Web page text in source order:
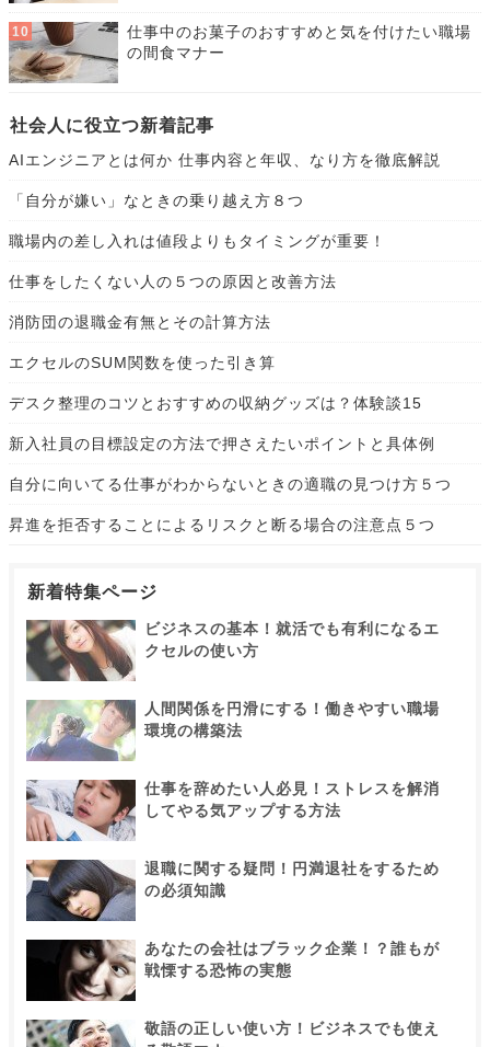
仕事中のお菓子のおすすめと気を付けたい職場
の間食マナー
社会人に役立つ新着記事
AIエンジニアとは何か 仕事内容と年収、なり方を徹底解説
「自分が嫌い」なときの乗り越え方８つ
職場内の差し入れは値段よりもタイミングが重要！
仕事をしたくない人の５つの原因と改善方法
消防団の退職金有無とその計算方法
エクセルのSUM関数を使った引き算
デスク整理のコツとおすすめの収納グッズは？体験談15
新入社員の目標設定の方法で押さえたいポイントと具体例
自分に向いてる仕事がわからないときの適職の見つけ方５つ
昇進を拒否することによるリスクと断る場合の注意点５つ
新着特集ページ
ビジネスの基本！就活でも有利になるエ
クセルの使い方
人間関係を円滑にする！働きやすい職場
環境の構築法
仕事を辞めたい人必見！ストレスを解消
してやる気アップする方法
退職に関する疑問！円満退社をするため
の必須知識
あなたの会社はブラック企業！？誰もが
戦慄する恐怖の実態
敬語の正しい使い方！ビジネスでも使え